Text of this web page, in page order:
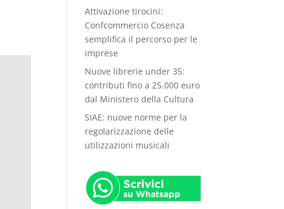
Attivazione tirocini:
Confcommercio Cosenza
semplifica il percorso per le
imprese
Nuove librerie under 35:
contributi fino a 25.000 euro
dal Ministero della Cultura
SIAE: nuove norme per la
regolarizzazione delle
utilizzazioni musicali